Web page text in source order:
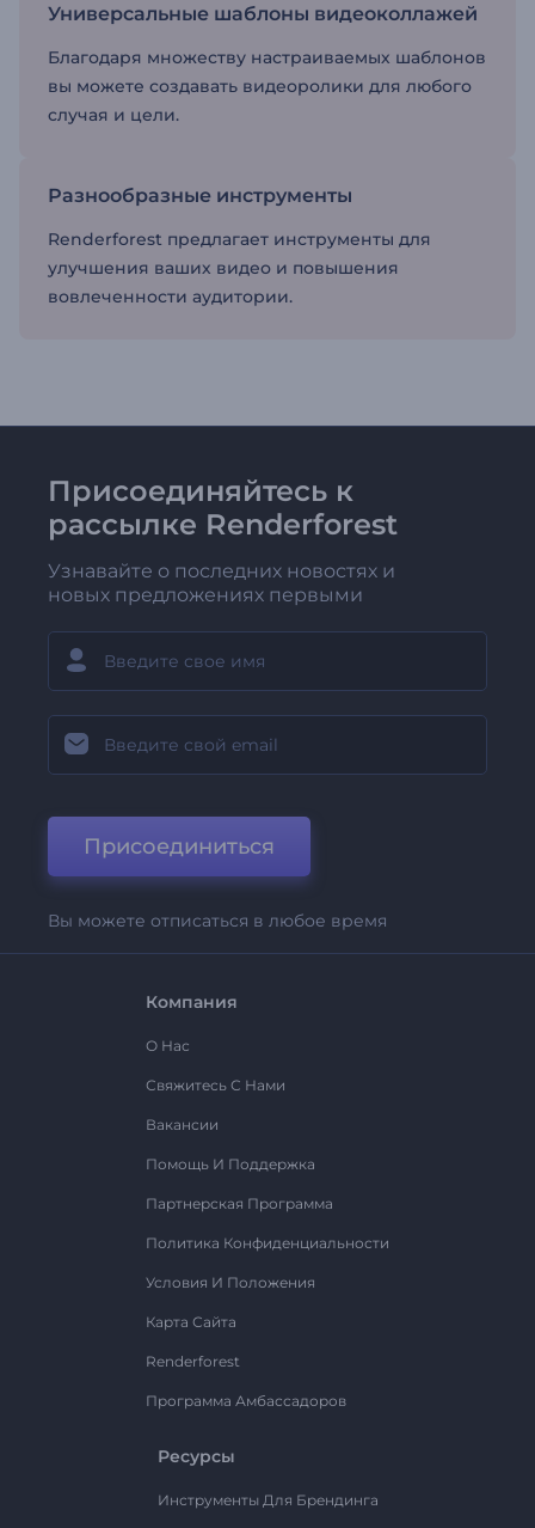
Универсальные шаблоны видеоколлажей
Благодаря множеству настраиваемых шаблонов
вы можете создавать видеоролики для любого
случая и цели.
Разнообразные инструменты
Renderforest предлагает инструменты для
улучшения ваших видео и повышения
вовлеченности аудитории.
Присоединяйтесь к
рассылке Renderforest
Узнавайте о последних новостях и
новых предложениях первыми
Присоединиться
Вы можете отписаться в любое время
Компания
О Нас
Свяжитесь С Нами
Вакансии
Помощь И Поддержка
Партнерская Программа
Политика Конфиденциальности
Условия И Положения
Карта Сайта
Renderforest
Программа Амбассадоров
Ресурсы
Инструменты Для Брендинга